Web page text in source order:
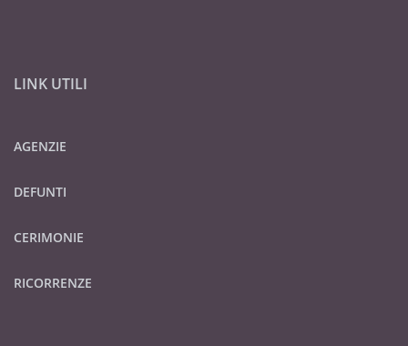
LINK UTILI
AGENZIE
DEFUNTI
CERIMONIE
RICORRENZE